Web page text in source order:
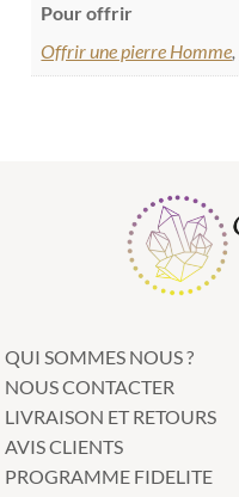
Pour offrir
Offrir une pierre Homme,
QUI SOMMES NOUS ?
NOUS CONTACTER
LIVRAISON ET RETOURS
AVIS CLIENTS
PROGRAMME FIDELITE